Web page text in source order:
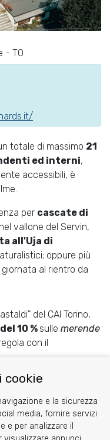
- TO
totale di massimo 21
ed interni,
accessibili, è
per cascate di
nel vallone del Servin,
all'Uja di
oppure più
al rientro da
del CAI Torino,
10 % sulle merende
con il
cookie
e la sicurezza
media, fornire servizi
e per analizzare il